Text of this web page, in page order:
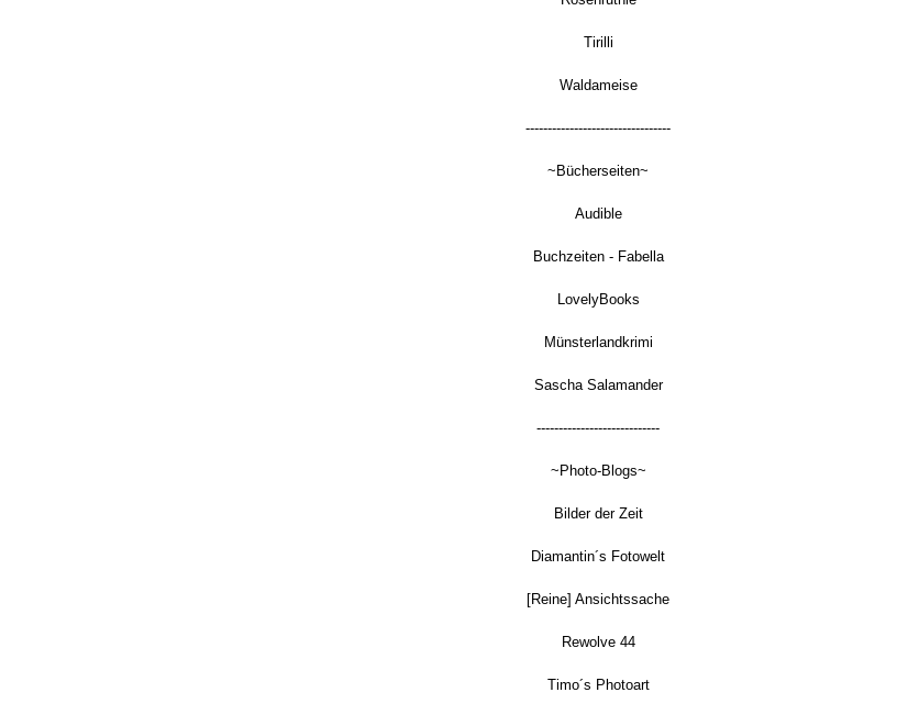
Tirilli
Waldameise
---------------------------------
~Bücherseiten~
Audible
Buchzeiten - Fabella
LovelyBooks
Münsterlandkrimi
Sascha Salamander
----------------------------
~Photo-Blogs~
Bilder der Zeit
Diamantin´s Fotowelt
[Reine] Ansichtssache
Rewolve 44
Timo´s Photoart